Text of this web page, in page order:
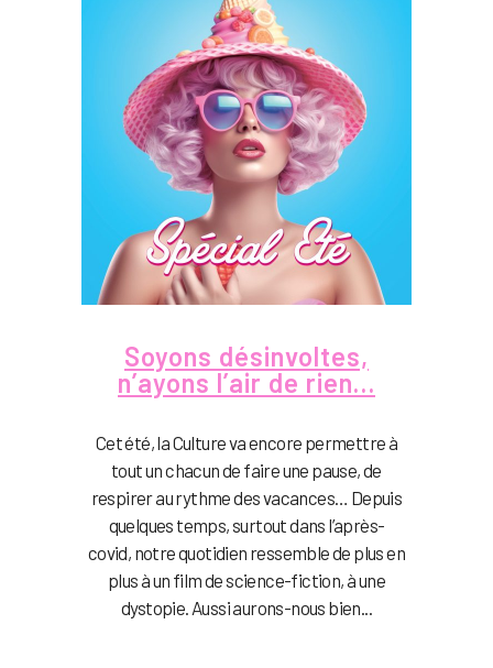
Soyons désinvoltes,
n’ayons l’air de rien…
Cet été, la Culture va encore permettre à
tout un chacun de faire une pause, de
respirer au rythme des vacances… Depuis
quelques temps, surtout dans l’après-
covid, notre quotidien ressemble de plus en
plus à un film de science-fiction, à une
dystopie. Aussi aurons-nous bien...